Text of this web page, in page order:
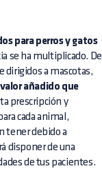
para perros y gatos
se ha multiplicado. De
dirigidos a mascotas,
valor añadido que
prescripción y
cada animal,
tener debido a
disponer de una
de tus pacientes.